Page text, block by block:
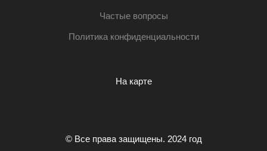
Частые вопросы
Политика конфиденциальности
На карте
© Все права защищены. 2024 год